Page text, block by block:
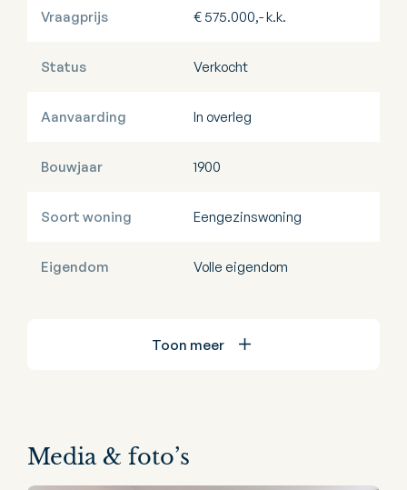
Vraagprijs € 575.000,- k.k.
Status Verkocht
Aanvaarding In overleg
Bouwjaar 1900
Soort woning Eengezinswoning
Eigendom Volle eigendom
Toon meer
Media & foto’s